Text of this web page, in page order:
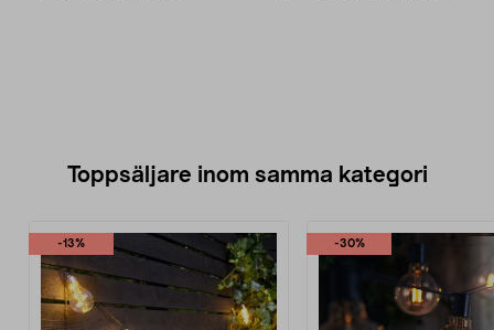
Toppsäljare inom samma kategori
-13% -30%